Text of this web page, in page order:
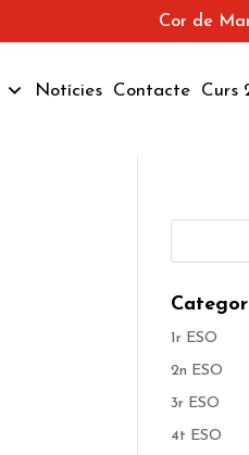
Cor de
Notícies Contacte Curs
1r ESO
2n ESO
3r ESO
4t ESO